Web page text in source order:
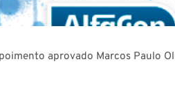
aprovado Marcos Paulo